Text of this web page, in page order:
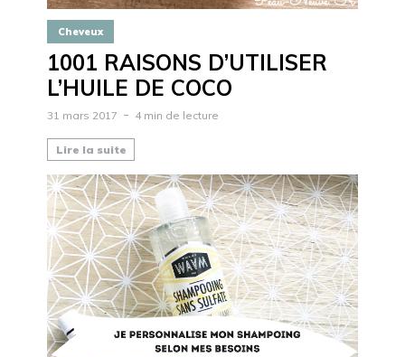
Cheveux
1001 RAISONS D’UTILISER
L’HUILE DE COCO
31 mars 2017 4 min de lecture
Lire la suite